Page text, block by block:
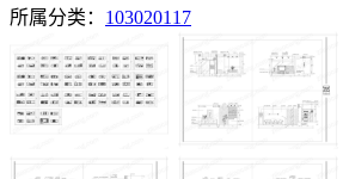
所属分类： 103020117